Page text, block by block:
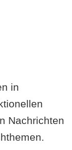
in
Nachrichten